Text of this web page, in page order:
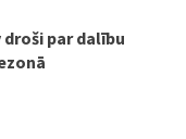
par dalību